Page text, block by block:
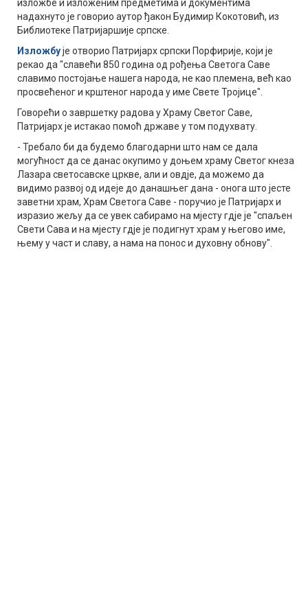
изложбе и изложеним предметима и документима
надахнуто је говорио аутор ђакон Будимир Кокотовић, из
Библиотеке Патријаршије српске.
Изложбује отворио Патријарх српски Порфирије, који је
рекао да "славећи 850 година од рођења Светога Саве
славимо постојање нашега народа, не као племена, већ као
просвећеног и крштеног народа у име Свете Тројице".
Говорећи о завршетку радова у Храму Светог Саве,
Патријарх је истакао помоћ државе у том подухвату.
- Требало би да будемо благодарни што нам се дала
могућност да се данас окупимо у доњем храму Светог кнеза
Лазара светосавске цркве, али и овдје, да можемо да
видимо развој од идеје до данашњег дана - онога што јесте
заветни храм, Храм Светога Саве - поручио је Патријарх и
изразио жељу да се увек сабирамо на мјесту гдје је "спаљен
Свети Сава и на мјесту гдје је подигнут храм у његово име,
њему у част и славу, а нама на понос и духовну обнову".